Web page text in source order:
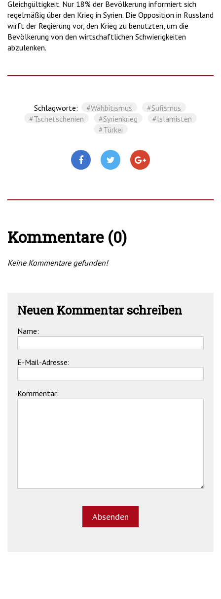
Gleichgültigkeit. Nur 18% der Bevölkerung informiert sich
regelmäßig über den Krieg in Syrien. Die Opposition in Russland
wirft der Regierung vor, den Krieg zu benutzten, um die
Bevölkerung von den wirtschaftlichen Schwierigkeiten
abzulenken.
Schlagworte: #Wahbitismus
#Sufismus
#Tschetschenien
#Syrienkrieg
#Islamisten
#Türkei
Kommentare (0)
Keine Kommentare gefunden!
Neuen Kommentar schreiben
Name:
E-Mail-Adresse:
Kommentar: